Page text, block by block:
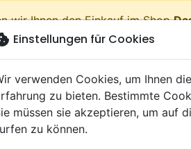
wir Ihnen den Einkauf im Shop
Neuheiten
Einstellungen für Cookies
verwenden Cookies, um Ihnen
zu bieten. Bestimmte
müssen sie akzeptieren, um auf
zu können.